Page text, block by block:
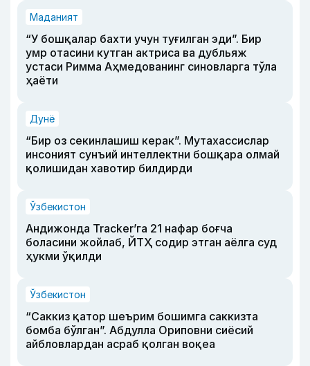
Маданият
“У бошқалар бахти учун туғилган эди”. Бир
умр отасини кутган актриса ва дубльяж
устаси Римма Аҳмедованинг синовларга тўла
ҳаёти
Дунё
“Бир оз секинлашиш керак”. Мутахассислар
инсоният сунъий интеллектни бошқара олмай
қолишидан хавотир билдирди
Ўзбекистон
Андижонда Tracker’га 21 нафар боғча
боласини жойлаб, ЙТҲ содир этган аёлга суд
ҳукми ўқилди
Ўзбекистон
“Саккиз қатор шеърим бошимга саккизта
бомба бўлган”. Абдулла Ориповни сиёсий
айбловлардан асраб қолган воқеа